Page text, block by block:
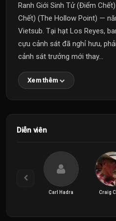
Ranh Giới Sinh Tử (Điểm
Chết) (The Hollow Point) —
Vietsub. Tại hạt Los Reyes,
cựu cảnh sát đã nghỉ hưu,
cảnh sát trưởng mới thay...
Xem thêm
Diễn viên
Carl Hadra Craig